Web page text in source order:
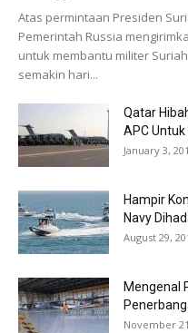
Atas permintaan Presiden
Pemerintah Russia
untuk membantu militer
semakin hari...
Qatar
APC Untuk
January 3,
Hampir
Navy
August 29,
Mengenal
November